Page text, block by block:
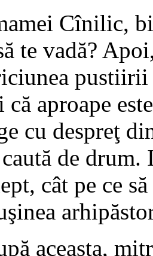
Cînilic,
te vadă?
pustiirii
că aproape
cu despreţ
de
cât pe ce
aceasta,